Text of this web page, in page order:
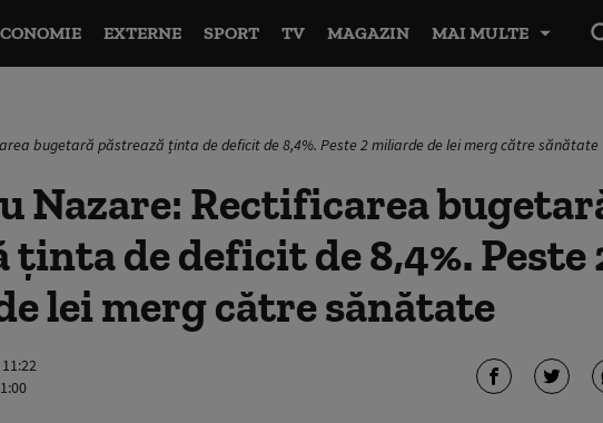
EXTERNE SPORT TV MAGAZIN MAI MULTE
bugetară păstrează ținta de deficit de 8,4%. Peste 2 miliarde de lei merg către sănătate
Nazare: Rectificarea
ținta de deficit de 8,4%. Peste
lei merg către sănătate